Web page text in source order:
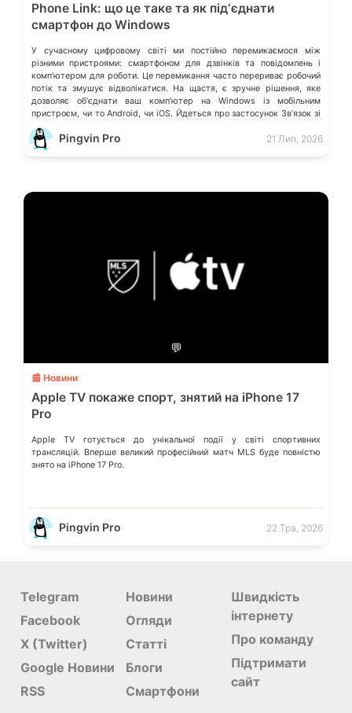
Phone Link: що це таке та як підʼєднати
смартфон до Windows
У сучасному цифровому світі ми постійно перемикаємося між
різними пристроями: смартфоном для дзвінків та повідомлень і
компʼютером для роботи. Це перемикання часто перериває робочий
потік та змушує відволікатися. На щастя, є зручне рішення, яке
дозволяє обʼєднати ваш компʼютер на Windows із мобільним
пристроєм, чи то Android, чи iOS. Йдеться про застосунок Звʼязок зі
смартфоном (Phone Link) від Microsoft, що перетворює ваш ПК на
своєрідний «міст» до функцій смартфона.
Pingvin Pro 21 Лип, 2026
💬
📰 Новини
Apple TV покаже спорт, знятий на iPhone 17
Pro
Apple TV готується до унікальної події у світі спортивних
трансляцій. Вперше великий професійний матч MLS буде повністю
знято на iPhone 17 Pro.
Pingvin Pro 22 Тра, 2026
Telegram
Facebook
X (Twitter)
Google Новини
RSS
Новини
Огляди
Статті
Блоги
Смартфони
Швидкість
інтернету
Про команду
Підтримати
сайт